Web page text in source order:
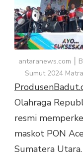
antaranews.com ⎮
Sumut 2024
Olahraga
resmi
maskot PON
Sumatera